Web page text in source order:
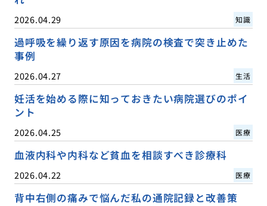
2026.04.29 知識
過呼吸を繰り返す原因を病院の検査で突き止めた
事例
2026.04.27 生活
妊活を始める際に知っておきたい病院選びのポイ
ント
2026.04.25 医療
血液内科や内科など貧血を相談すべき診療科
2026.04.22 医療
背中右側の痛みで悩んだ私の通院記録と改善策